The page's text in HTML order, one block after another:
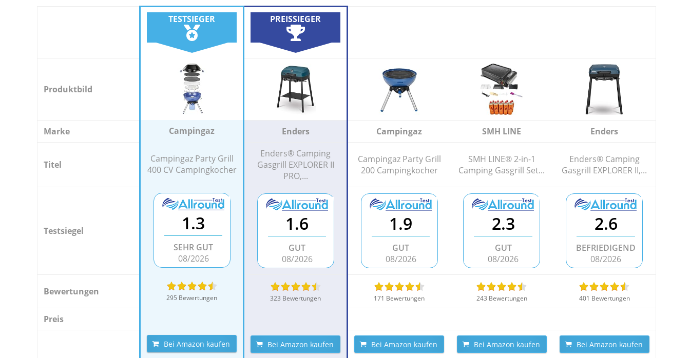
TESTSIEGER PREISSIEGER
Produktbild
Marke Campingaz Enders Campingaz SMH LINE Enders
Titel
Campingaz Party Grill
400 CV Campingkocher
Enders® Camping
Gasgrill EXPLORER II
PRO,...
Campingaz Party Grill
200 Campingkocher
SMH LINE® 2-in-1
Camping Gasgrill Set...
Enders® Camping
Gasgrill EXPLORER II,...
Testsiegel 1.3
SEHR GUT
08/2026
1.6
GUT
08/2026
1.9
GUT
08/2026
2.3
GUT
08/2026
2.6
BEFRIEDIGEND
08/2026
Bewertungen
295 Bewertungen 323 Bewertungen 171 Bewertungen 243 Bewertungen 401 Bewertungen
Preis
Bei Amazon kaufen Bei Amazon kaufen Bei Amazon kaufen Bei Amazon kaufen Bei Amazon kaufen